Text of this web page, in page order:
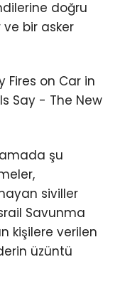
doğru
bir asker
şu
siviller
Savunma
kişilere verilen
üzüntü